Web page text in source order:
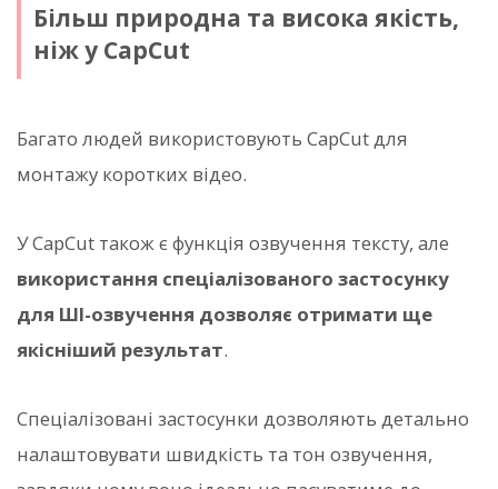
Більш природна та висока якість,
ніж у CapCut
Багато людей використовують CapCut для
монтажу коротких відео.
У CapCut також є функція озвучення тексту, але
використання спеціалізованого застосунку
для ШІ-озвучення дозволяє отримати ще
якісніший результат.
Спеціалізовані застосунки дозволяють детально
налаштовувати швидкість та тон озвучення,